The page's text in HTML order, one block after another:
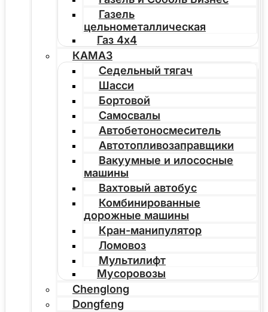
Газель
цельнометаллическая
Газ 4х4
КАМАЗ
Седельный тягач
Шасси
Бортовой
Самосвалы
Автобетоносмеситель
Автотопливозаправщики
Вакуумные и илососные
машины
Вахтовый автобус
Комбинированные
дорожные машины
Кран-манипулятор
Ломовоз
Мультилифт
Мусоровозы
Chenglong
Dongfeng